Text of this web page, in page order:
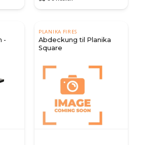
-
PLANIKA FIRES
Abdeckung til Planika
Square